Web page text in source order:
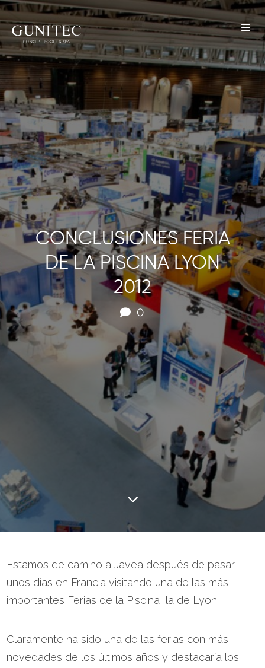
The
Airbnb
Blog –
Belong
Anywhere
CONCLUSIONES FERIA
DE LA PISCINA LYON
2012
0
Estamos de camino a Javea después de pasar
unos días en Francia visitando una de las más
importantes Ferias de la Piscina, la de Lyon.
Claramente ha sido una de las ferias con más
novedades de los últimos años y destacaría los